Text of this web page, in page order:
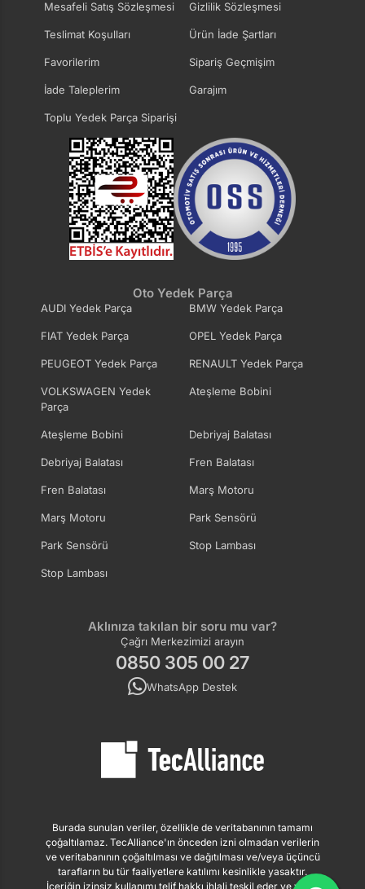
Mesafeli Satış Sözleşmesi Gizlilik Sözleşmesi
Teslimat Koşulları Ürün İade Şartları
Favorilerim Sipariş Geçmişim
İade Taleplerim Garajım
Toplu Yedek Parça Siparişi
Oto Yedek Parça
AUDI Yedek Parça BMW Yedek Parça
FIAT Yedek Parça OPEL Yedek Parça
PEUGEOT Yedek Parça RENAULT Yedek Parça
VOLKSWAGEN Yedek
Parça
Ateşleme Bobini
Ateşleme Bobini Debriyaj Balatası
Debriyaj Balatası Fren Balatası
Fren Balatası Marş Motoru
Marş Motoru Park Sensörü
Park Sensörü Stop Lambası
Stop Lambası
Aklınıza takılan bir soru mu var?
Çağrı Merkezimizi arayın
0850 305 00 27
WhatsApp Destek
Burada sunulan veriler, özellikle de veritabanının tamamı
çoğaltılamaz. TecAlliance'ın önceden izni olmadan verilerin
ve veritabanının çoğaltılması ve dağıtılması ve/veya üçüncü
tarafların bu tür faaliyetlere katılımı kesinlikle yasaktır.
İçeriğin izinsiz kullanımı telif hakkı ihlali teşkil eder ve yasal